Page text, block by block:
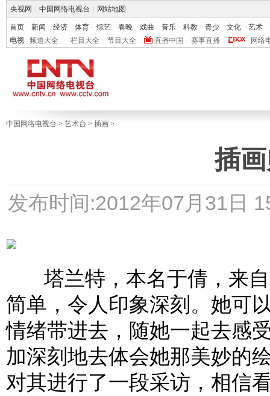
央视网 中国网络电视台 网站地图
首页 新闻 经济 体育 综艺 春晚 戏曲 音乐 科教 青少 文化
艺术
电视
频道大全 栏目大全 节目大全 直播中国 赛事直播 网络
中国网络电视台 > 艺术台 > 插画 >
插
发布时间:2012年07月31日
塔兰特，本名于倩，来自
简单，令人印象深刻。她可
情绪带进去，随她一起去感
加深刻地去体会她那美妙的
对其进行了一段采访，相信